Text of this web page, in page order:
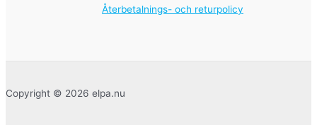
Återbetalnings- och returpolicy
Copyright © 2026 elpa.nu